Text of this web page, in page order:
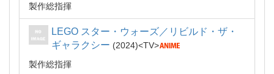
製作総指揮
LEGO スター・ウォーズ／リビルド・ザ・
ギャラクシー
2024
TV
製作総指揮